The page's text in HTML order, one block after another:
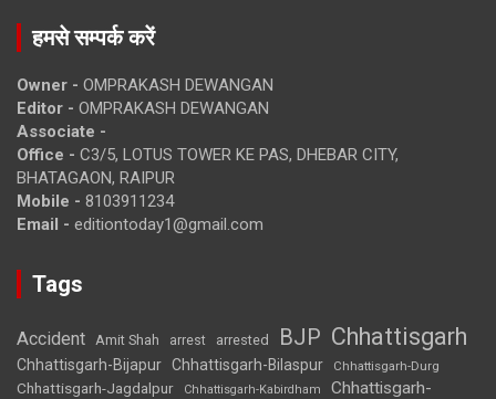
हमसे सम्पर्क करें
Owner - OMPRAKASH DEWANGAN
Editor - OMPRAKASH DEWANGAN
Associate -
Office - C3/5, LOTUS TOWER KE PAS, DHEBAR CITY,
BHATAGAON, RAIPUR
Mobile - 8103911234
Email - editiontoday1@gmail.com
Tags
Accident Amit Shah arrest arrested BJP Chhattisgarh
Chhattisgarh-Bijapur Chhattisgarh-Bilaspur Chhattisgarh-Durg
Chhattisgarh-Jagdalpur Chhattisgarh-Kabirdham
Chhattisgarh-